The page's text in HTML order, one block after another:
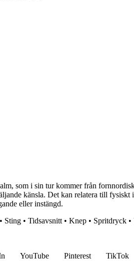
som i sin tur kommer från
känsla. Det kan relatera till
eller instängd.
• Sting • Tidsavsnitt • Knep • Spritdryck •
YouTube Pinterest TikTok